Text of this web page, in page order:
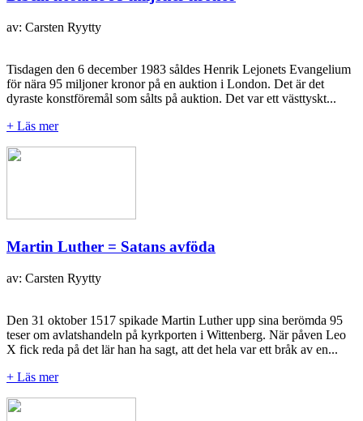
av: Carsten Ryytty
Tisdagen den 6 december 1983 såldes Henrik Lejonets Evangelium
för nära 95 miljoner kronor på en auktion i London. Det är det
dyraste konstföremål som sålts på auktion. Det var ett västtyskt...
+ Läs mer
Martin Luther = Satans avföda
av: Carsten Ryytty
Den 31 oktober 1517 spikade Martin Luther upp sina berömda 95
teser om avlatshandeln på kyrkporten i Wittenberg. När påven Leo
X fick reda på det lär han ha sagt, att det hela var ett bråk av en...
+ Läs mer